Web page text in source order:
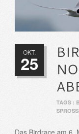
OKT.
25
TAGS :
Das Birdrace am 6.